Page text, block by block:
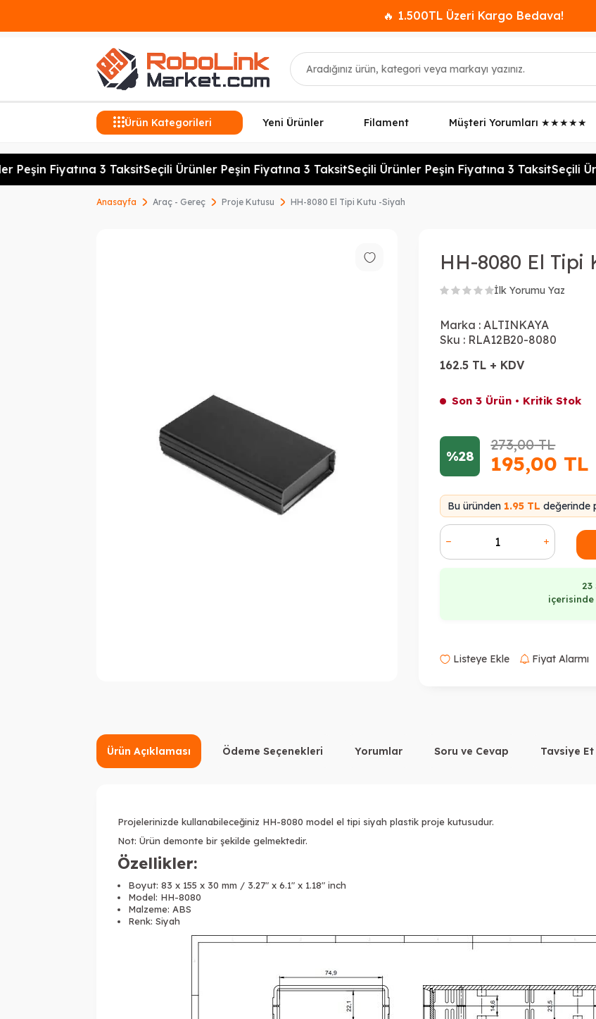
🔥 1.500TL Üzeri Kargo Bedava!
Ara
Ürün Kategorileri Yeni Ürünler Filament Müşteri Yorumları ★★★★★
Peşin Fiyatına 3 TaksitSeçili Ürünler Peşin Fiyatına 3 TaksitSeçili Ürünler Peşin Fiyatına 3 TaksitSeçili
Anasayfa Araç - Gereç Proje Kutusu HH-8080 El Tipi Kutu -Siyah
HH-8080 El Tipi
İlk Yorumu Yaz
Marka : ALTINKAYA
Sku : RLA12B20-8080
162.5 TL + KDV
Son 3 Ürün • Kritik Stok
%28
273,00TL
195,00 TL
Bu üründen 1.95 TL değerinde
23
Listeye Ekle Fiyat Alarmı
Ürün Açıklaması Ödeme Seçenekleri Yorumlar Soru ve Cevap Tavsiye Et
Projelerinizde kullanabileceğiniz HH-8080 model el tipi siyah plastik proje kutusudur.
Not: Ürün demonte bir şekilde gelmektedir.
Özellikler:
Boyut: 83 x 155 x 30 mm / 3.27" x 6.1" x 1.18" inch
Model: HH-8080
Malzeme: ABS
Renk: Siyah